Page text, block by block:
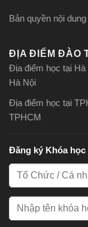
Bản quyền nội
ĐỊA ĐIỂM ĐÀO
Địa điểm học tại
Hà Nội
Địa điểm học tại
TPHCM
Đăng ký Khóa học